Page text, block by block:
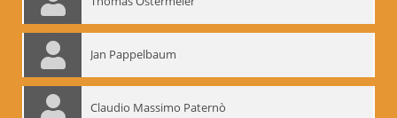
Jan Pappelbaum
Claudio Massimo Paternò